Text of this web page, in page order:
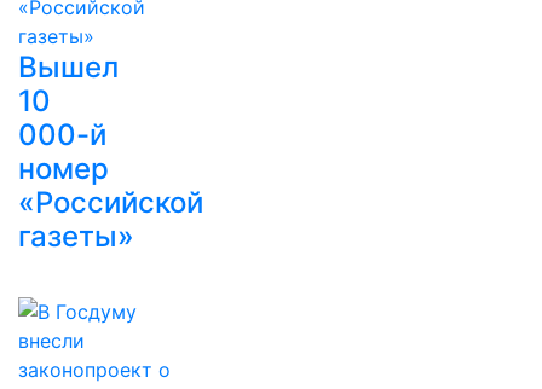
Вышел
10
000-й
номер
«Российской
газеты»